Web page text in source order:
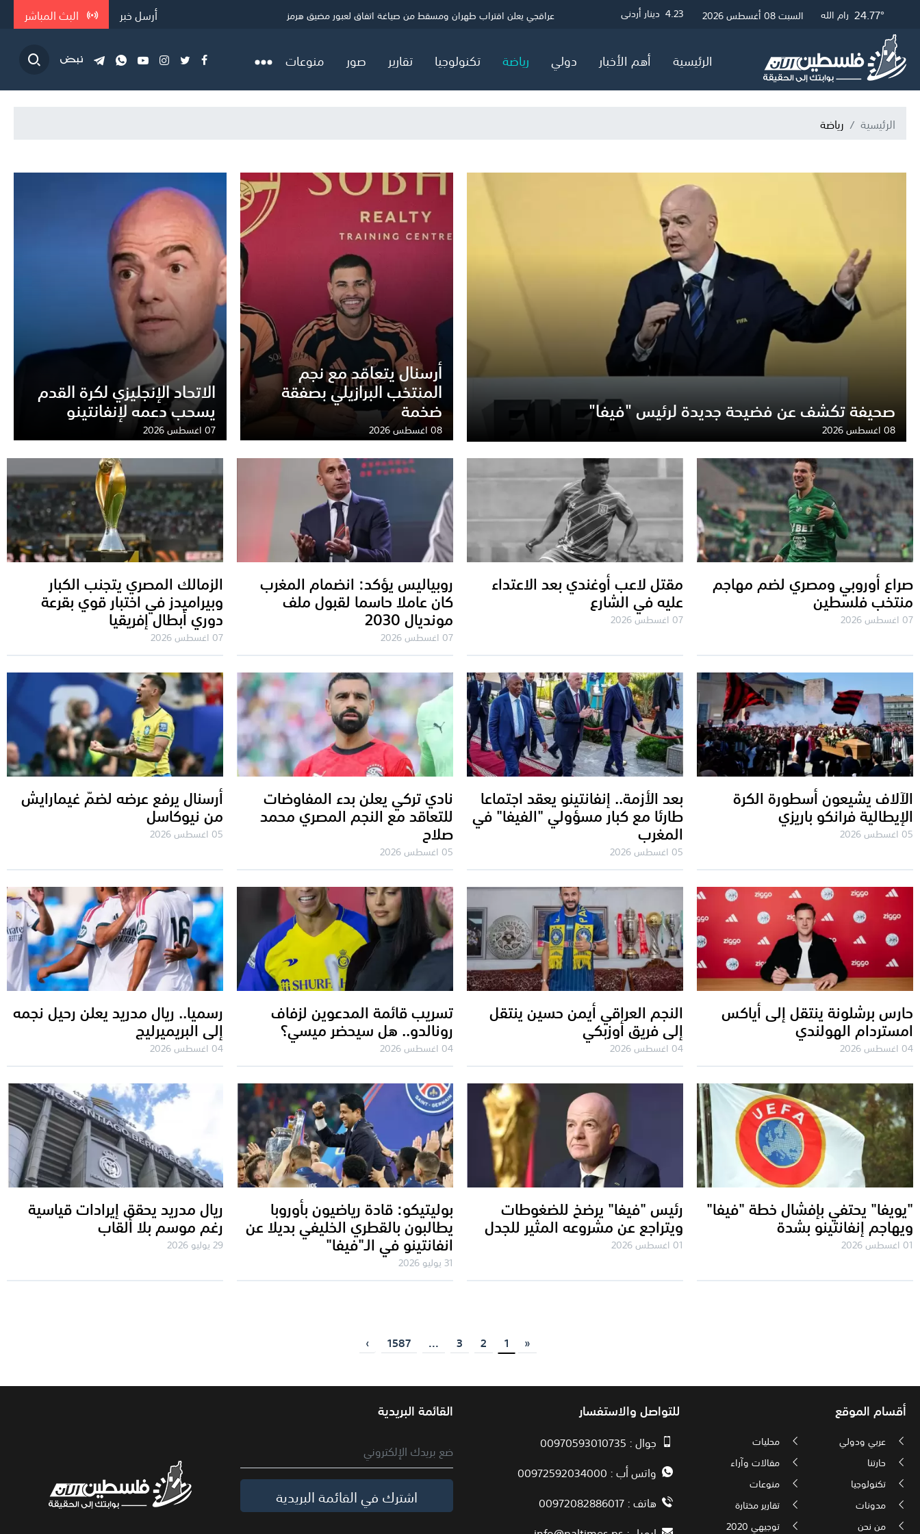
28.39° غزة 25.01° القدس 24.77° رام الله السبت 08 أغسطس 2026 3 دولار أمريكي4.05 جنيه إسترليني 4.23 دينار أردني "اليونيسف" توقف موظفا بتهمة التجسس لصالح "إسرائيل"
الحرس الثوري يرهن إعادة فتح مضيق هرمز بالقبول الأمريكي الكامل لشروط إي...
عراقجي يعلن اقتراب طهران ومسقط من صياغة اتفاق لعبور مضيق هرمز أرسل خبر البث المباشر
الرئيسية أهم الأخبار دولي رياضة تكنولوجيا تقارير صور منوعات
الرئيسية رياضة
صحيفة تكشف عن فضيحة جديدة لرئيس "فيفا"
08 اغسطس 2026
أرسنال يتعاقد مع نجم
المنتخب البرازيلي بصفقة
ضخمة
08 اغسطس 2026
الاتحاد الإنجليزي لكرة القدم
يسحب دعمه لإنفانتينو
07 اغسطس 2026
صراع أوروبي ومصري لضم مهاجم
منتخب فلسطين
07 اغسطس 2026
مقتل لاعب أوغندي بعد الاعتداء
عليه في الشارع
07 اغسطس 2026
روبياليس يؤكد: انضمام المغرب
كان عاملا حاسما لقبول ملف
مونديال 2030
07 اغسطس 2026
الزمالك المصري يتجنب الكبار
وبيراميدز في اختبار قوي بقرعة
دوري أبطال إفريقيا
07 اغسطس 2026
الآلاف يشيعون أسطورة الكرة
الإيطالية فرانكو باريزي
05 اغسطس 2026
بعد الأزمة.. إنفانتينو يعقد اجتماعا
طارئا مع كبار مسؤولي "الفيفا" في
المغرب
05 اغسطس 2026
نادي تركي يعلن بدء المفاوضات
للتعاقد مع النجم المصري محمد
صلاح
05 اغسطس 2026
أرسنال يرفع عرضه لضمّ غيمارايش
من نيوكاسل
05 اغسطس 2026
حارس برشلونة ينتقل إلى أياكس
امستردام الهولندي
04 اغسطس 2026
النجم العراقي أيمن حسين ينتقل
إلى فريق أوزبكي
04 اغسطس 2026
تسريب قائمة المدعوين لزفاف
رونالدو.. هل سيحضر ميسي؟
04 اغسطس 2026
رسميا.. ريال مدريد يعلن رحيل نجمه
إلى البريميرليج
04 اغسطس 2026
"يويفا" يحتفي بإفشال خطة "فيفا"
ويهاجم إنفانتينو بشدة
01 اغسطس 2026
رئيس "فيفا" يرضخ للضغوطات
ويتراجع عن مشروعه المثير للجدل
01 اغسطس 2026
بوليتيكو: قادة رياضيون بأوروبا
يطالبون بالقطري الخليفي بديلا عن
انفانتينو في الـ"فيفا"
31 يوليو 2026
ريال مدريد يحقق إيرادات قياسية
رغم موسم بلا ألقاب
29 يوليو 2026
«
1
2
3
...
1587
›
أقسام الموقع
عربي ودولي
محليات
حارتنا
مقالات وآراء
تكنولوجيا
منوعات
مدونات
تقارير مختارة
من نحن
توجيهي 2020
للتواصل والاستفسار
جوال : 00970593010735
واتس أب : 00972592034000
هاتف : 00972082886017
القائمة البريدية
اشترك في القائمة البريدية